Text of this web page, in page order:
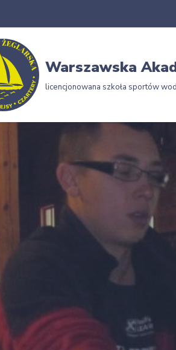
Warszawska
licencjonowana szkoła sportów